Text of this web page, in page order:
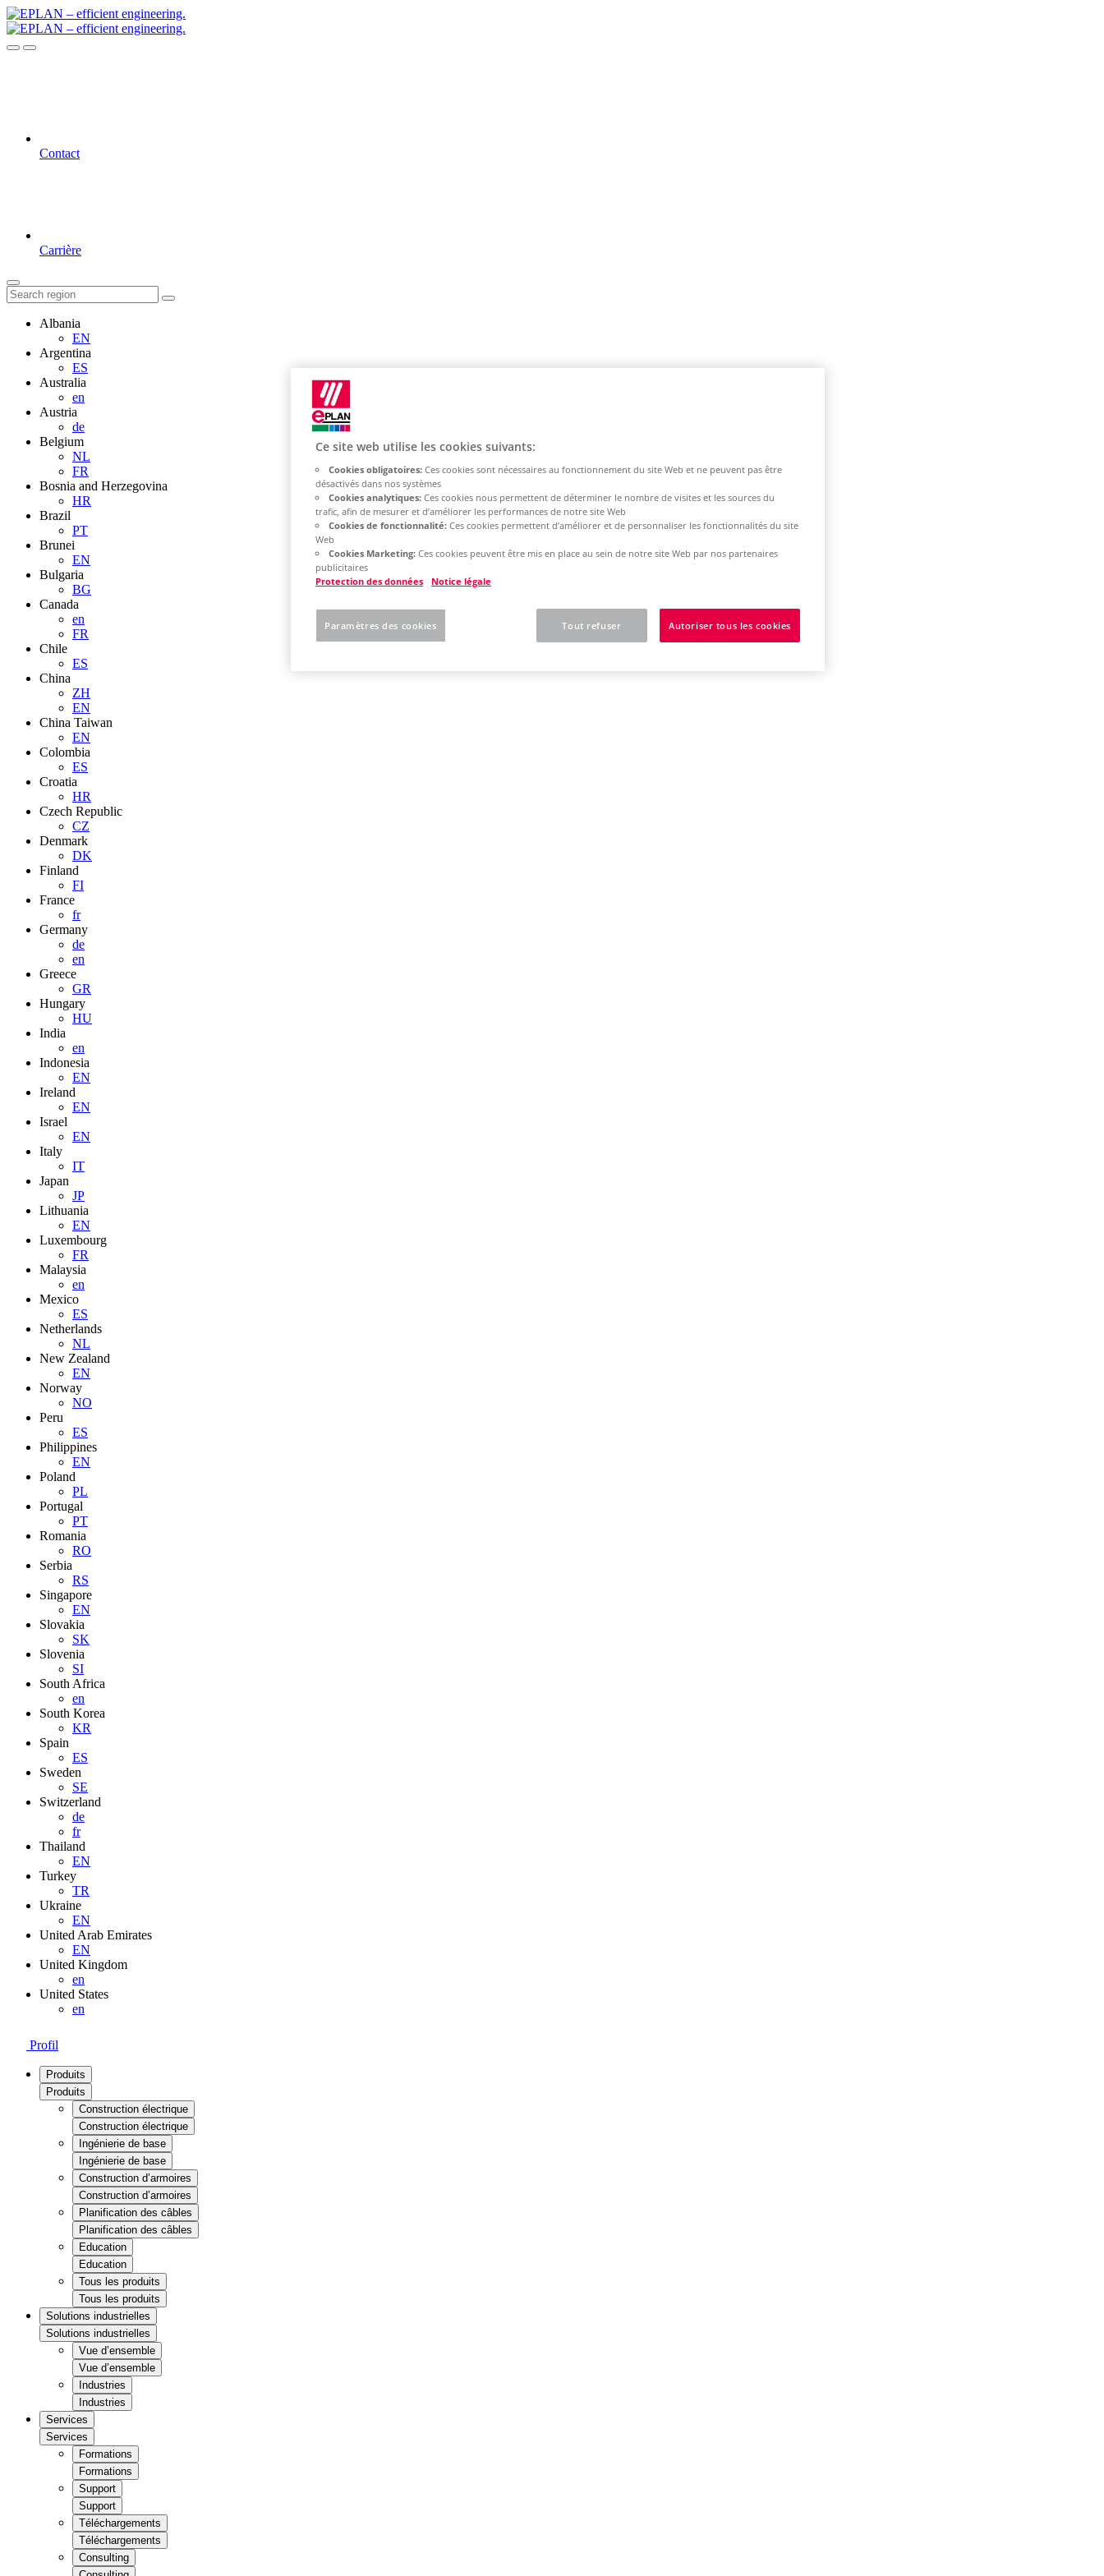
Contact
Carrière
Albania
EN
Argentina
ES
Australia
en
Austria
de
Belgium
NL
FR
Bosnia and Herzegovina
HR
Brazil
PT
Brunei
EN
Bulgaria
BG
Canada
en
FR
Chile
ES
China
ZH
EN
China Taiwan
EN
Colombia
ES
Croatia
HR
Czech Republic
CZ
Denmark
DK
Finland
FI
France
fr
Germany
de
en
Greece
GR
Hungary
HU
India
en
Indonesia
EN
Ireland
EN
Israel
EN
Italy
IT
Japan
JP
Lithuania
EN
Luxembourg
FR
Malaysia
en
Mexico
ES
Netherlands
NL
New Zealand
EN
Norway
NO
Peru
ES
Philippines
EN
Poland
PL
Portugal
PT
Romania
RO
Serbia
RS
Singapore
EN
Slovakia
SK
Slovenia
SI
South Africa
en
South Korea
KR
Spain
ES
Sweden
SE
Switzerland
de
fr
Thailand
EN
Turkey
TR
Ukraine
EN
United Arab Emirates
EN
United Kingdom
en
United States
en
Profil
Produits
Produits
Construction électrique
Construction électrique
Ingénierie de base
Ingénierie de base
Construction d’armoires
Construction d’armoires
Planification des câbles
Planification des câbles
Education
Education
Tous les produits
Tous les produits
Solutions industrielles
Solutions industrielles
Vue d’ensemble
Vue d’ensemble
Industries
Industries
Services
Services
Formations
Formations
Support
Support
Téléchargements
Téléchargements
Consulting
Ce site web utilise les cookies suivants:
Cookies obligatoires: Ces cookies sont nécessaires au fonctionnement du site Web et ne peuvent pas être
désactivés dans nos systèmes
Cookies analytiques: Ces cookies nous permettent de déterminer le nombre de visites et les sources du
trafic, afin de mesurer et d’améliorer les performances de notre site Web
Cookies de fonctionnalité: Ces cookies permettent d’améliorer et de personnaliser les fonctionnalités du site
Web
Cookies Marketing: Ces cookies peuvent être mis en place au sein de notre site Web par nos partenaires
publicitaires
Protection des données
Notice légale
Tout refuser Autoriser tous les cookies
Paramètres des cookies